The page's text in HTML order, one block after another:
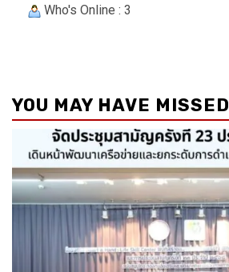
Who's Online : 3
YOU MAY HAVE MISSED